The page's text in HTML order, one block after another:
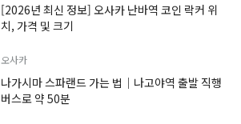
[2026년 최신 정보] 오사카 난바역 코인 락커 위
치, 가격 및 크기
오사카
나가시마 스파랜드 가는 법｜나고야역 출발 직행
버스로 약 50분